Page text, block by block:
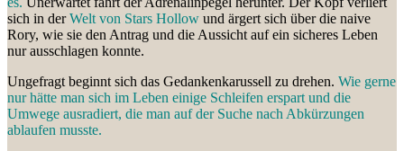
sich in derWelt von Stars Hollow und ärgert sich über die naive
Rory, wie sie den Antrag und die Aussicht auf ein sicheres Leben
nur ausschlagen konnte.
Ungefragt beginnt sich das Gedankenkarussell zu drehen. Wie gerne
nur hätte man sich im Leben einige Schleifen erspart und die
Umwege ausradiert, die man auf der Suche nach Abkürzungen
ablaufen musste.